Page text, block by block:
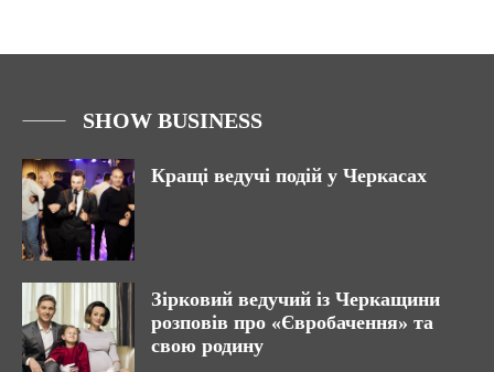
SHOW BUSINESS
Кращі ведучі подій у Черкасах
Зірковий ведучий із Черкащини
розповів про «Євробачення» та
свою родину